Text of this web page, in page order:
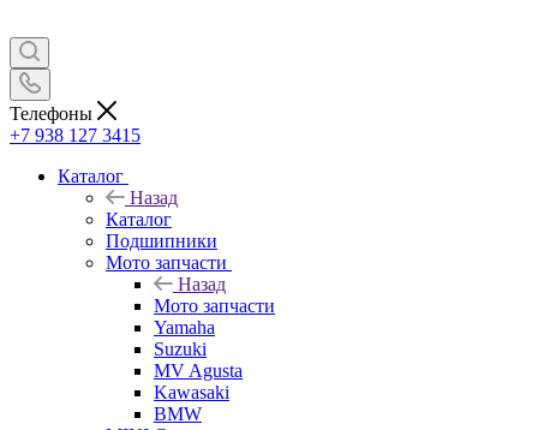
Телефоны
+7 938 127 3415
Каталог
Назад
Каталог
Подшипники
Мото запчасти
Назад
Мото запчасти
Yamaha
Suzuki
MV Agusta
Kawasaki
BMW